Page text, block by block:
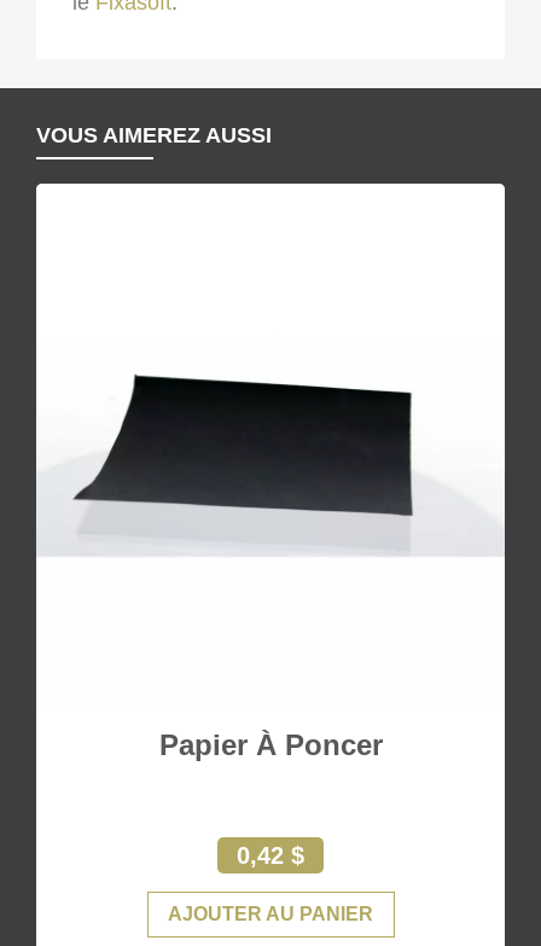
VOUS AIMEREZ AUSSI
Papier À Poncer
0,42 $
AJOUTER AU PANIER